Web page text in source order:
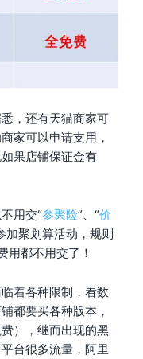
，还有天猫商家可
家可以申请支用，
果店铺保证金有
用交“参聚险”、“价
加聚划算活动，规则
用都不用交了！
着各种限制，看数
都要买各种版本，
费），继而出现的黑
台很多流量，阿里